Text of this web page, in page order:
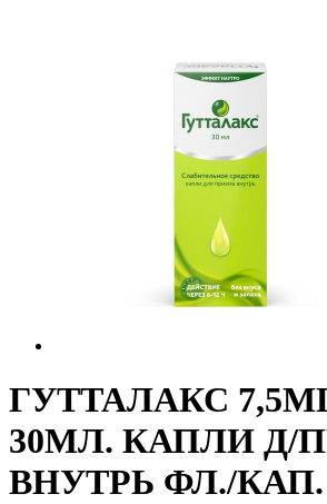
ГУТТАЛАКС
30МЛ. КАПЛИ Д/
ВНУТРЬ ФЛ./КАП.